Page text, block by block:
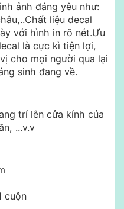
ảnh đáng yêu như:
liệu decal
với hình in rõ nét.Ưu
là cực kì tiện lợi,
cho mọi người qua lại
sinh đang về.
trí lên cửa kính của
...v.v
cuộn